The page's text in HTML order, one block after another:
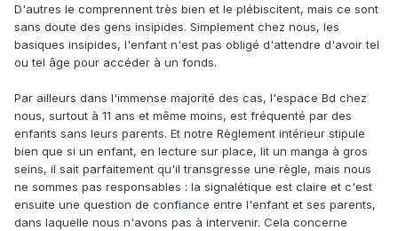
D'autres le comprennent très bien et le plébiscitent, mais ce sont
sans doute des gens insipides. Simplement chez nous, les
basiques insipides, l'enfant n'est pas obligé d'attendre d'avoir tel
ou tel âge pour accéder à un fonds.
Par ailleurs dans l'immense majorité des cas, l'espace Bd chez
nous, surtout à 11 ans et même moins, est fréquenté par des
enfants sans leurs parents. Et notre Règlement intérieur stipule
bien que si un enfant, en lecture sur place, lit un manga à gros
seins, il sait parfaitement qu'il transgresse une règle, mais nous
ne sommes pas responsables : la signalétique est claire et c'est
ensuite une question de confiance entre l'enfant et ses parents,
dans laquelle nous n'avons pas à intervenir. Cela concerne